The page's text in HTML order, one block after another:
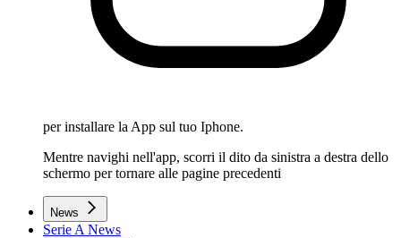
per installare la App sul tuo Iphone.
Mentre navighi nell'app, scorri il dito da sinistra a destra dello
schermo per tornare alle pagine precedenti
News
Serie A News